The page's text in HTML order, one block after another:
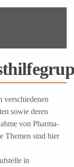
sowie deren
von Pharma-
Themen sind hier
in